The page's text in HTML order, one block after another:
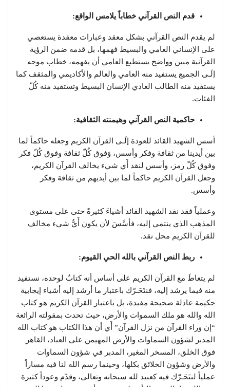
قدم النص القرآني خطاباً يلامس الواقع:
لم يقدم النص القرآني بشكل معقد وعبارات معقدة يستعصي
على الإنساني العامي والبسيط فهمها، بل قدمه ضمن الرؤية
القرآنية مبين وواضح يستطيع العامي أن يفهمه، خطاب موجه
إلَـى الجميع يستفيد منه العامي والعالم والأكاديمي والمثقف كما
يستفيد منه الطالب العادي الإنسان البسيط وتستفيد منه كُلّ
الفئات.
حاكمية النص القرآني وهيمنته الثقافية:
أسس الشهيد القائد للعودة إلَـى القرآن الكريم وجعله حاكماً لما
بين أيدينا من ثقافة وفكر وأسس، وَفوق كُلّ ثقافة وفوق كُلّ فكر
وفوق كُلّ رمز، وأسس لنقد أَي شيء يخالف القرآن الكريم،
وجعل القرآن الكريم حاكماً لما بين أيديهم من ثقافة وفكر
وأسس.
وعملياً فقد نقد الشهيد القائد أشياءَ كثيرةً حتى على مستوى
المذهب الذي ينتمي إليه، فأسَّسَ لأن يكون أَيُّ شيء مخالف
للقرآن الكريم محل نقد.
ربط النص القرآني بالله الحي القيوم:
لم يتعاطَ مع القرآن الكريم على أساس أنه كتابٌ لوحده، نستفيد
منه فيما يرشد إليه، فنتَحَـرّك باعتبار ما أرشد إليه أشياء إيجابية
حكيمة عادلة صحيحة مفيدة، بل باعتبار القرآن الكريم هو كتاب
الله والله هو ملك السموات والأرض، حيث تحدث بمقولته الرائعة
“إن وراء القرآن من نزل القرآن” أَي أن هذا الكتاب هو كتاب الله
المدبر لشؤون السماوات والأرض المهيمن على العباد، القاهر
فوق الخلق، المسخر المغير، المدبر في شؤون السماوات
والأرض وشؤون الخلائق بكلها، وحينما رسم الله لنا فيه مساراً
عملياً لنتَحَـرّك فيه كعبيد لله سبحانه وتعالى، وقدّم وعوداً كثيرة